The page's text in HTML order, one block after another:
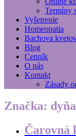
Termíny
Vyšetrenie
Homeopatia
Bachova
Blog
Cenník
O nás
Kontakt
Zásady
Značka: dyňa
Čarovná